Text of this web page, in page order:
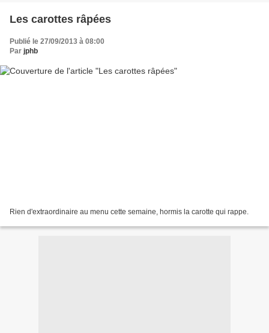
Les carottes râpées
Publié le 27/09/2013 à 08:00
Par jphb
Rien d'extraordinaire au menu cette semaine, hormis la carotte qui rappe.